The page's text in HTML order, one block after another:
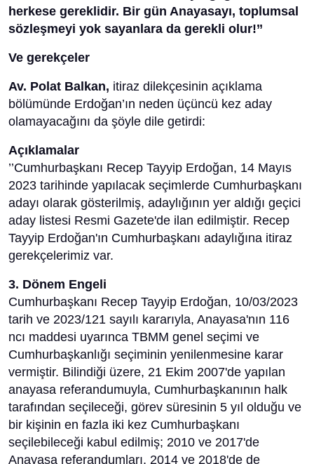
herkese gereklidir. Bir gün Anayasayı, toplumsal
sözleşmeyi yok sayanlara da gerekli olur!’’
Ve gerekçeler
Av. Polat Balkan, itiraz dilekçesinin açıklama
bölümünde Erdoğan’ın neden üçüncü kez aday
olamayacağını da şöyle dile getirdi:
Açıklamalar
’’Cumhurbaşkanı Recep Tayyip Erdoğan, 14 Mayıs
2023 tarihinde yapılacak seçimlerde Cumhurbaşkanı
adayı olarak gösterilmiş, adaylığının yer aldığı geçici
aday listesi Resmi Gazete'de ilan edilmiştir. Recep
Tayyip Erdoğan'ın Cumhurbaşkanı adaylığına itiraz
gerekçelerimiz var.
3. Dönem Engeli
Cumhurbaşkanı Recep Tayyip Erdoğan, 10/03/2023
tarih ve 2023/121 sayılı kararıyla, Anayasa'nın 116
ncı maddesi uyarınca TBMM genel seçimi ve
Cumhurbaşkanlığı seçiminin yenilenmesine karar
vermiştir. Bilindiği üzere, 21 Ekim 2007'de yapılan
anayasa referandumuyla, Cumhurbaşkanının halk
tarafından seçileceği, görev süresinin 5 yıl olduğu ve
bir kişinin en fazla iki kez Cumhurbaşkanı
seçilebileceği kabul edilmiş; 2010 ve 2017'de
Anayasa referandumları, 2014 ve 2018'de de